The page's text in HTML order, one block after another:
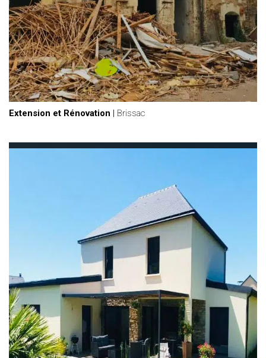
Extension et Rénovation | Brissac